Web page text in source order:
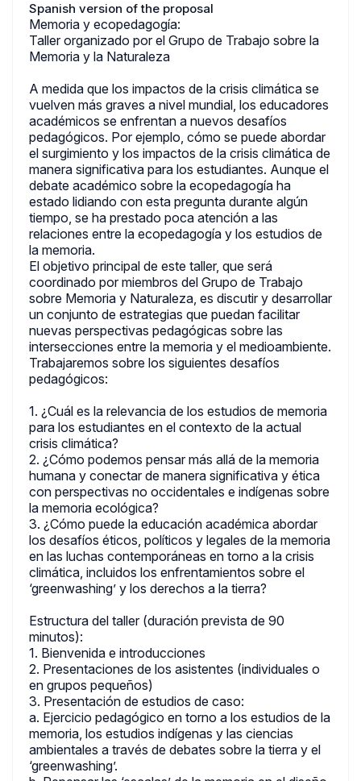
Spanish version of the proposal
Memoria y ecopedagogía:
Taller organizado por el Grupo de Trabajo sobre la
Memoria y la Naturaleza
A medida que los impactos de la crisis climática se
vuelven más graves a nivel mundial, los educadores
académicos se enfrentan a nuevos desafíos
pedagógicos. Por ejemplo, cómo se puede abordar
el surgimiento y los impactos de la crisis climática de
manera significativa para los estudiantes. Aunque el
debate académico sobre la ecopedagogía ha
estado lidiando con esta pregunta durante algún
tiempo, se ha prestado poca atención a las
relaciones entre la ecopedagogía y los estudios de
la memoria.
El objetivo principal de este taller, que será
coordinado por miembros del Grupo de Trabajo
sobre Memoria y Naturaleza, es discutir y desarrollar
un conjunto de estrategias que puedan facilitar
nuevas perspectivas pedagógicas sobre las
intersecciones entre la memoria y el medioambiente.
Trabajaremos sobre los siguientes desafíos
pedagógicos:
1. ¿Cuál es la relevancia de los estudios de memoria
para los estudiantes en el contexto de la actual
crisis climática?
2. ¿Cómo podemos pensar más allá de la memoria
humana y conectar de manera significativa y ética
con perspectivas no occidentales e indígenas sobre
la memoria ecológica?
3. ¿Cómo puede la educación académica abordar
los desafíos éticos, políticos y legales de la memoria
en las luchas contemporáneas en torno a la crisis
climática, incluidos los enfrentamientos sobre el
‘greenwashing’ y los derechos a la tierra?
Estructura del taller (duración prevista de 90
minutos):
1. Bienvenida e introducciones
2. Presentaciones de los asistentes (individuales o
en grupos pequeños)
3. Presentación de estudios de caso:
a. Ejercicio pedagógico en torno a los estudios de la
memoria, los estudios indígenas y las ciencias
ambientales a través de debates sobre la tierra y el
‘greenwashing’.